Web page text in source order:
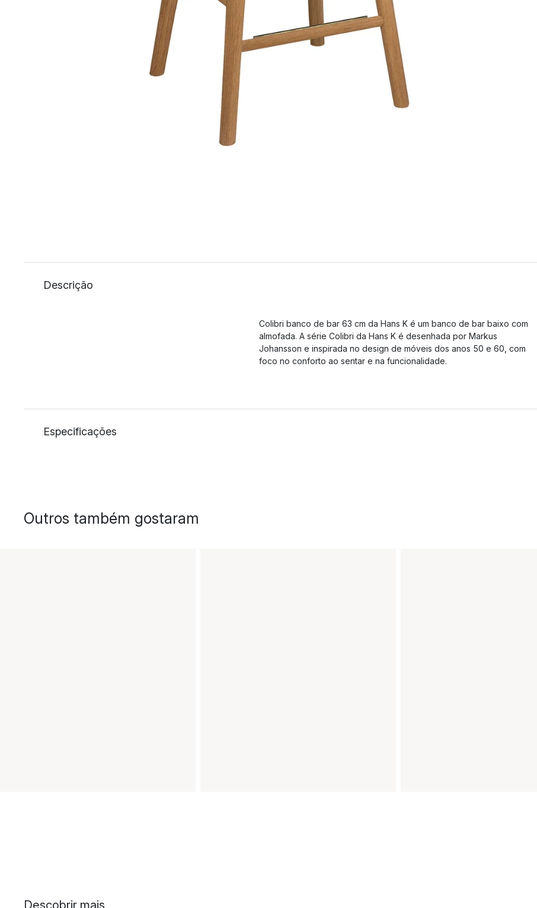
Descrição
Colibri banco de bar 63 cm da Hans K é um banco de bar baixo com
almofada. A série Colibri da Hans K é desenhada por Markus
Johansson e inspirada no design de móveis dos anos 50 e 60, com
foco no conforto ao sentar e na funcionalidade.
Especificações
Outros também gostaram
Descobrir mais